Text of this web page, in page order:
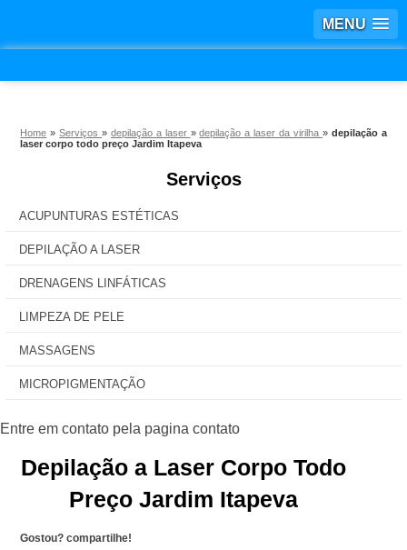
MENU
Home »Serviços» depilação a laser »depilação a laser da virilha » depilação a
laser corpo todo preço Jardim Itapeva
Serviços
ACUPUNTURAS ESTÉTICAS
DEPILAÇÃO A LASER
DRENAGENS LINFÁTICAS
LIMPEZA DE PELE
MASSAGENS
MICROPIGMENTAÇÃO
Depilação a Laser Corpo Todo
Preço Jardim Itapeva
Gostou? compartilhe!